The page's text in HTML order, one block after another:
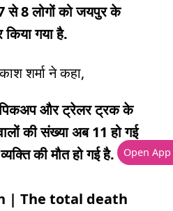
से 8 लोगों को जयपुर के
गया है.
शर्मा ने कहा,
पिकअप और ट्रेलर ट्रक के
की संख्या अब 11 हो गई
की मौत हो गई है.
| The total death
Open App